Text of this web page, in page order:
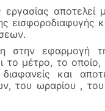
αποτελεί
εισφοροδιαφυγής
στην εφαρμογή
το μέτρο, το
και
του ωραρίου , του